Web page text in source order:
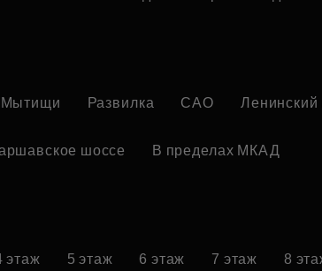
Мытищи Развилка САО Ленинский
шоссе В пределах МКАД
этаж 5 этаж 6 этаж 7 этаж 8